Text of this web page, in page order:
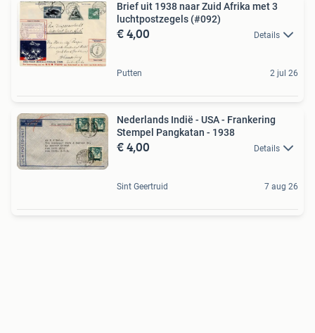
Brief uit 1938 naar Zuid Afrika met 3
luchtpostzegels (#092)
€ 4,00 Details
Putten 2 jul 26
Nederlands Indië - USA - Frankering
Stempel Pangkatan - 1938
€ 4,00 Details
Sint Geertruid 7 aug 26